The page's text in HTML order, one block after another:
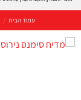
עמוד הבית /